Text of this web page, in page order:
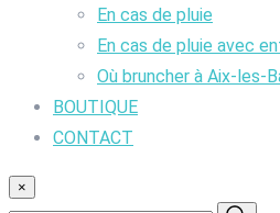
En cas de pluie
En cas de pluie avec
Où bruncher à Aix-les-
BOUTIQUE
CONTACT
×